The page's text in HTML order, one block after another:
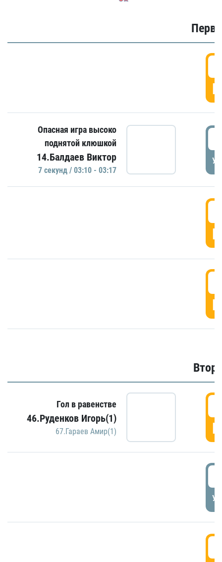
Опасная игра высоко
поднятой клюшкой
14.Балдаев Виктор
7 секунд / 03:10 - 03:17
Гол в равенстве
46.Руденков Игорь(1)
67.Гараев Амир(1)